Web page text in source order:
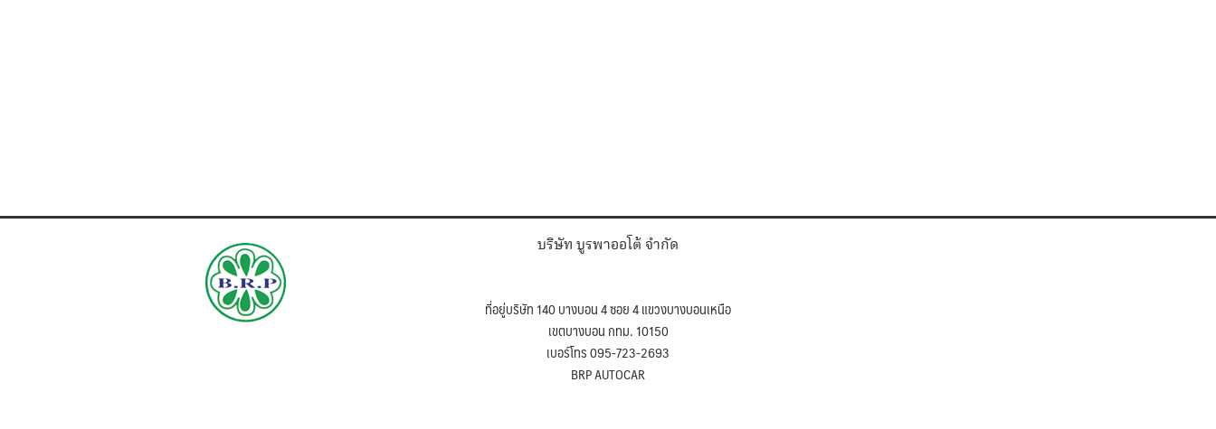
บริษัท บูรพาออโต้ จำกัด
ที่อยู่บริษัท 140 บางบอน 4 ซอย 4 แขวงบางบอนเหนือ
เขตบางบอน กทม. 10150
เบอร์โทร 095-723-2693
BRP AUTOCAR